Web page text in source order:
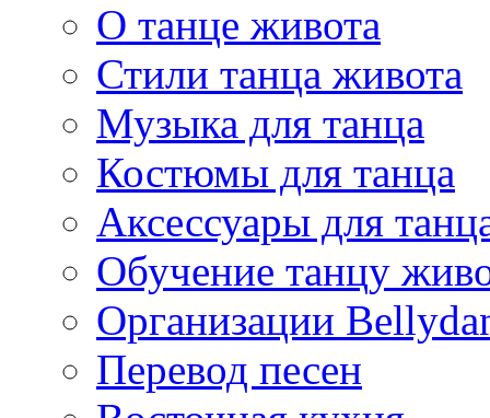
О танце живота
Стили танца живота
Музыка для танца
Костюмы для танца
Аксессуары для
Обучение танцу
Организации
Перевод песен